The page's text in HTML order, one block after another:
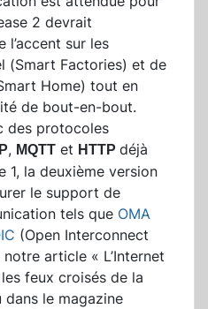
2 devrait
l’accent sur les
(Smart Factories) et de
Home) tout en
de bout-en-bout.
des protocoles
, MQTT et HTTP déjà
1, la deuxième version
le support de
tels que OMA
(Open Interconnect
article « L’Internet
feux croisés de la
le magazine